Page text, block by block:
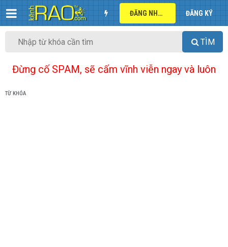
ĐĂNG NHẬP ĐĂNG KÝ
TÌM
Đừng cố SPAM, sẽ cấm vĩnh viễn ngay và luôn
TỪ KHÓA